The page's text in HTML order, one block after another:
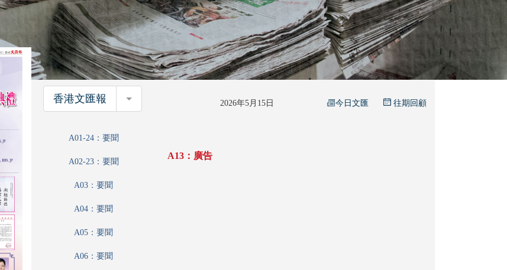
香港文匯報 香港文匯報 2026年5月15日 今日文匯 往期回顧
A01-24：要聞
A02-23：要聞
A03：要聞
A04：要聞
A05：要聞
A06：要聞
A13：廣告